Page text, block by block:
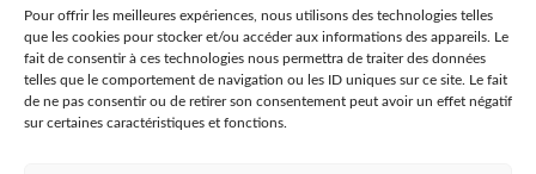
Pour offrir les meilleures expériences, nous utilisons des technologies telles
que les cookies pour stocker et/ou accéder aux informations des appareils. Le
fait de consentir à ces technologies nous permettra de traiter des données
telles que le comportement de navigation ou les ID uniques sur ce site. Le fait
de ne pas consentir ou de retirer son consentement peut avoir un effet négatif
sur certaines caractéristiques et fonctions.